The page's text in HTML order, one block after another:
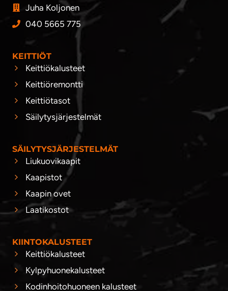
Juha Koljonen
040 5665 775
KEITTIÖT
Keittiökalusteet
Keittiöremontti
Keittiötasot
Säilytysjärjestelmät
SÄILYTYSJÄRJESTELMÄT
Liukuovikaapit
Kaapistot
Kaapin ovet
Laatikostot
KIINTOKALUSTEET
Keittiökalusteet
Kylpyhuonekalusteet
Kodinhoitohuoneen kalusteet